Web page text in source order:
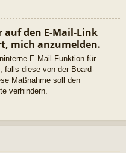
auf den E-Mail-Link
mich anzumelden.
E-Mail-Funktion für
falls diese von der Board-
Maßnahme soll den
verhindern.